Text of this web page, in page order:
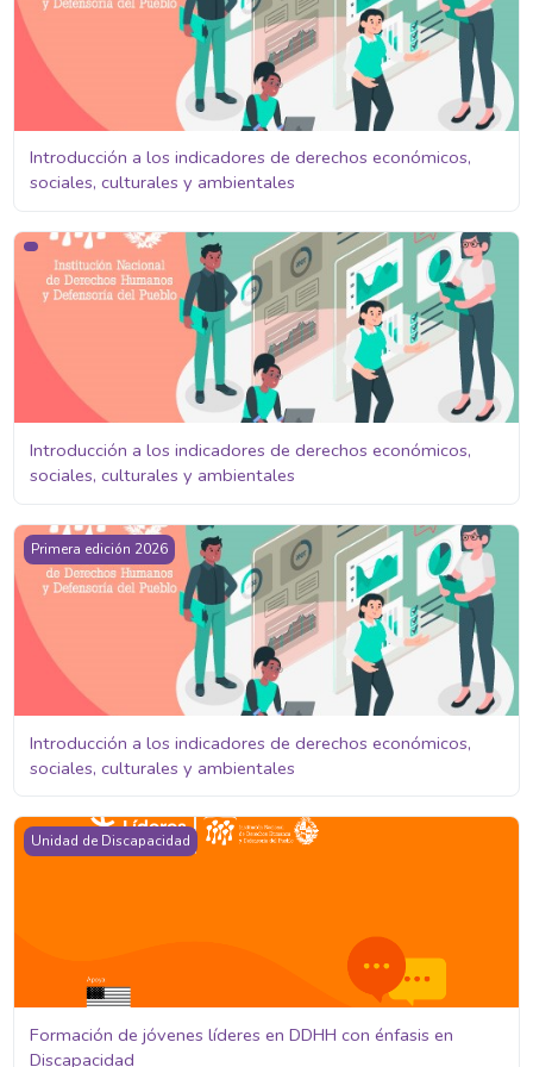
Introducción a los indicadores de derechos económicos,
sociales, culturales y ambientales
Introducción a los indicadores de derechos económicos,
Introducción a los indicadores de derechos económicos,
sociales, culturales y ambientales
Introducción a los indicadores de derechos económicos,
Primera edición 2026
Introducción a los indicadores de derechos económicos,
sociales, culturales y ambientales
Formación de jóvenes líderes en DDHH con énfasis en
Unidad de Discapacidad
Formación de jóvenes líderes en DDHH con énfasis en
Discapacidad